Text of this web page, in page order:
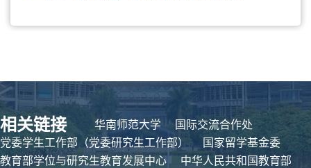
相关链接 华南师范大学
国际交流合作处
党委学生工作部（党委研究生工作部）
国家留学基金委
教育部学位与研究生教育发展中心
中华人民共和国教育部